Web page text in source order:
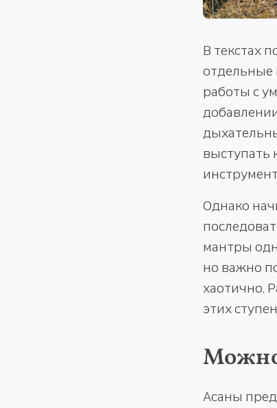
В текстах
отдельные
работы с
выступать
Однако
мантры
но важно
хаотично.
этих
Асаны